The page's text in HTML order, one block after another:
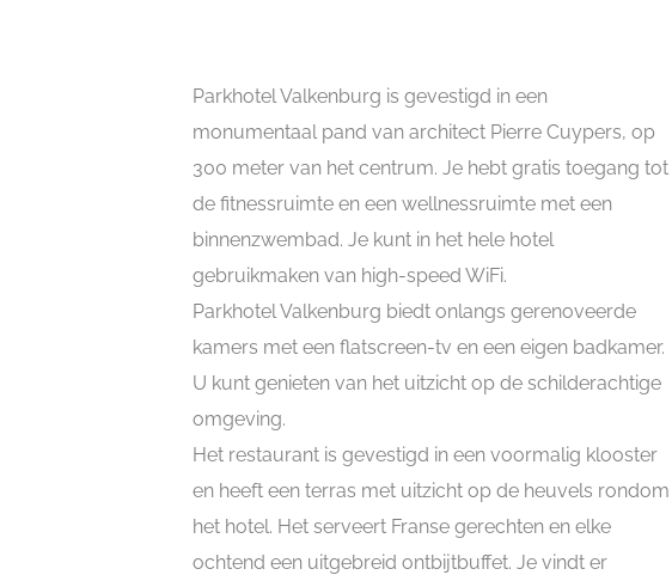
Parkhotel Valkenburg is gevestigd in een
monumentaal pand van architect Pierre Cuypers, op
300 meter van het centrum. Je hebt gratis toegang tot
de fitnessruimte en een wellnessruimte met een
binnenzwembad. Je kunt in het hele hotel
gebruikmaken van high-speed WiFi.
Parkhotel Valkenburg biedt onlangs gerenoveerde
kamers met een flatscreen-tv en een eigen badkamer.
U kunt genieten van het uitzicht op de schilderachtige
omgeving.
Het restaurant is gevestigd in een voormalig klooster
en heeft een terras met uitzicht op de heuvels rondom
het hotel. Het serveert Franse gerechten en elke
ochtend een uitgebreid ontbijtbuffet. Je vindt er